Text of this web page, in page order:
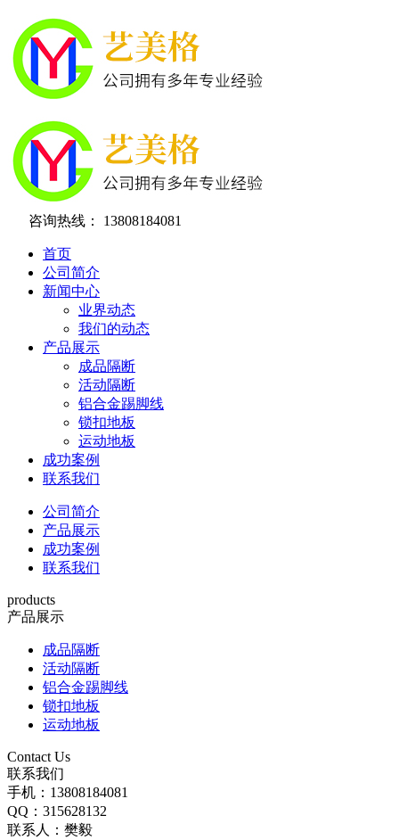
咨询热线： 13808184081
首页
公司简介
新闻中心
业界动态
我们的动态
产品展示
成品隔断
活动隔断
铝合金踢脚线
锁扣地板
运动地板
成功案例
联系我们
公司简介
产品展示
成功案例
联系我们
products
产品展示
成品隔断
活动隔断
铝合金踢脚线
锁扣地板
运动地板
Contact Us
联系我们
手机：13808184081
QQ：315628132
联系人：樊毅